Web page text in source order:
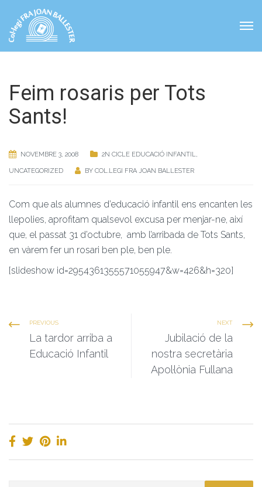
Feim rosaris per Tots
Sants!
NOVEMBRE 3, 2008 2N CICLE EDUCACIÓ INFANTIL,
UNCATEGORIZED BY COL.LEGI FRA JOAN BALLESTER
Com que als alumnes d’educació infantil ens encanten les
llepolies, aprofitam qualsevol excusa per menjar-ne, així
que, el passat 31 d’octubre, amb l’arribada de Tots Sants,
en vàrem fer un rosari ben ple, ben ple.
[slideshow id=2954361355571055947&w=426&h=320]
PREVIOUS
La tardor arriba a
Educació Infantil
NEXT
Jubilació de la
nostra secretària
Apol·lònia Fullana